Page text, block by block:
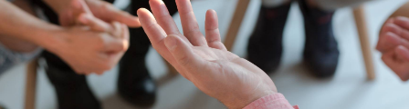
Certification et IQSS
Admission